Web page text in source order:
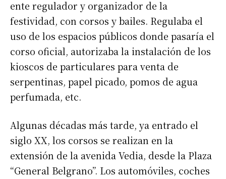
ente regulador y organizador de la
festividad, con corsos y bailes. Regulaba el
uso de los espacios públicos donde pasaría el
corso oficial, autorizaba la instalación de los
kioscos de particulares para venta de
serpentinas, papel picado, pomos de agua
perfumada, etc.
Algunas décadas más tarde, ya entrado el
siglo XX, los corsos se realizan en la
extensión de la avenida Vedia, desde la Plaza
“General Belgrano”. Los automóviles, coches